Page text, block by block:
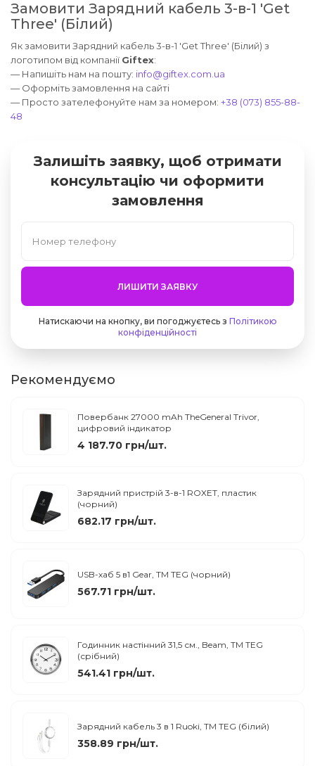
Замовити Зарядний кабель 3-в-1 'Get
Three' (Білий)
Як замовити Зарядний кабель 3-в-1 'Get Three' (Білий) з
логотипом від компанії Giftex:
— Напишіть нам на пошту: info@giftex.com.ua
— Оформіть замовлення на сайті
— Просто зателефонуйте нам за номером: +38 (073) 855-88-
48
Залишіть заявку, щоб отримати
консультацію чи оформити
замовлення
ЛИШИТИ ЗАЯВКУ
Натискаючи на кнопку, ви погоджуєтесь з Політикою
конфіденційності
Рекомендуємо
Повербанк 27000 mAh TheGeneral Trivor,
цифровий індикатор
4 187.70 грн/шт.
Зарядний пристрій 3-в-1 ROXET, пластик
(чорний)
682.17 грн/шт.
USB-хаб 5 в1 Gear, TM TEG (чорний)
567.71 грн/шт.
Годинник настінний 31,5 см., Beam, TM TEG
(срібний)
541.41 грн/шт.
Зарядний кабель 3 в 1 Ruoki, ТМ TEG (білий)
358.89 грн/шт.